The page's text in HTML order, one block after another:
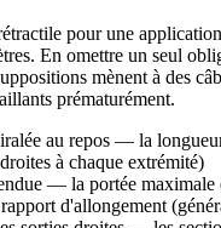
pour une
En omettre un seul
mènent à des
prématurément.
au repos — la
à chaque extrémité)
— la portée maximale
d'allongement